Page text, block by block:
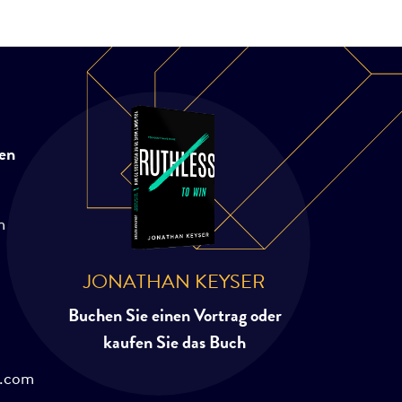
JONATHAN KEYSER
Buchen Sie einen Vortrag oder
kaufen Sie das Buch